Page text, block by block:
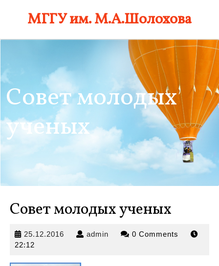
МГГУ им. М.А.Шолохова
Совет молодых
ученых
Совет молодых ученых
25.12.2016 25.12.2016
admin admin 0 Comments
22:12